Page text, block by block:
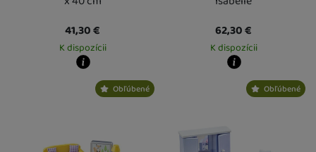
41,30€
K dispozícii
Kdy zboží dostanete?
Osobný odber vo výdajnom mieste
62,30€
K dispozícii
Kdy zboží dostanete?
Osobný odber vo výdajnom mieste
Obľúbené Obľúbené